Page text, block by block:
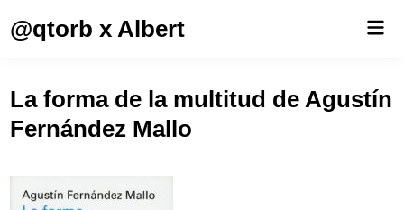
@qtorb x Albert
La forma de la multitud de Agustín
Fernández Mallo